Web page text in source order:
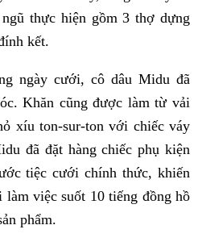
thực hiện gồm 3 thợ dựng
kết.
ngày cưới, cô dâu Midu đã
Khăn cũng được làm từ vải
xíu ton-sur-ton với chiếc váy
đã đặt hàng chiếc phụ kiện
tiệc cưới chính thức, khiến
làm việc suốt 10 tiếng đồng hồ
phẩm.